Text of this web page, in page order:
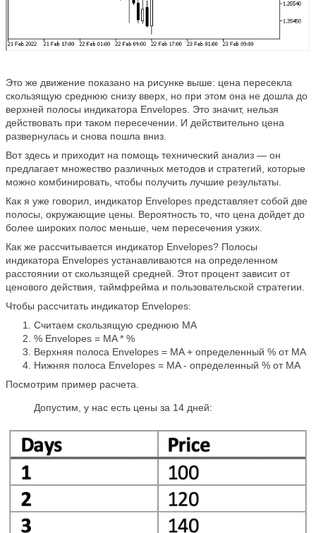
Это же движение показано на рисунке выше: цена пересекла
скользящую среднюю снизу вверх, но при этом она не дошла до
верхней полосы индикатора Envelopes. Это значит, нельзя
действовать при таком пересечении. И действительно цена
развернулась и снова пошла вниз.
Вот здесь и приходит на помощь технический анализ — он
предлагает множество различных методов и стратегий, которые
можно комбинировать, чтобы получить лучшие результаты.
Как я уже говорил, индикатор Envelopes представляет собой две
полосы, окружающие цены. Вероятность то, что цена дойдет до
более широких полос меньше, чем пересечения узких.
Как же рассчитывается индикатор Envelopes? Полосы
индикатора Envelopes устанавливаются на определенном
расстоянии от скользящей средней. Этот процент зависит от
ценового действия, таймфрейма и пользовательской стратегии.
Чтобы рассчитать индикатор Envelopes:
Считаем скользящую среднюю MA
% Envelopes = MA * %
Верхняя полоса Envelopes = MA + определенный % от MA
Нижняя полоса Envelopes = MA - определенный % от MA
Посмотрим пример расчета.
Допустим, у нас есть цены за 14 дней: